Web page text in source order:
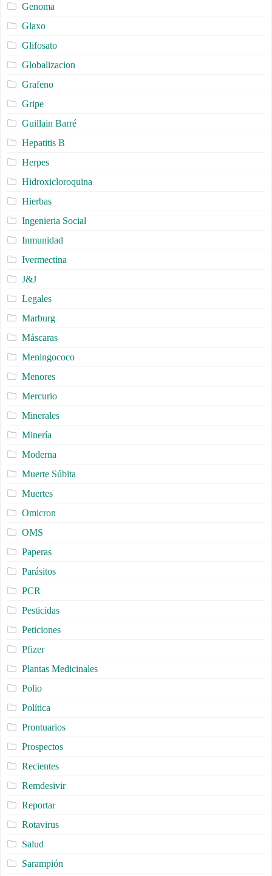
Genoma
Glaxo
Glifosato
Globalizacion
Grafeno
Gripe
Guillain Barré
Hepatitis B
Herpes
Hidroxicloroquina
Hierbas
Ingenieria Social
Inmunidad
Ivermectina
J&J
Legales
Marburg
Máscaras
Meningococo
Menores
Mercurio
Minerales
Minería
Moderna
Muerte Súbita
Muertes
Omicron
OMS
Paperas
Parásitos
PCR
Pesticidas
Peticiones
Pfizer
Plantas Medicinales
Polio
Política
Prontuarios
Prospectos
Recientes
Remdesivir
Reportar
Rotavirus
Salud
Sarampión